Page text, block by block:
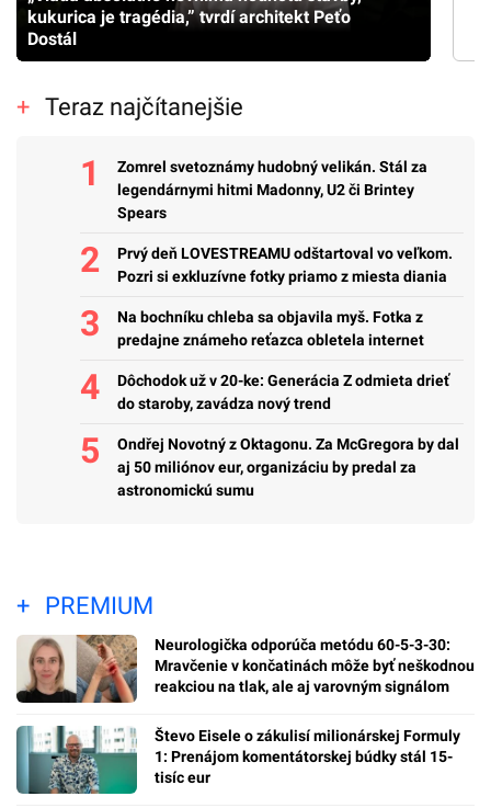
kukurica je tragédia,” tvrdí architekt Peťo
Dostál
Teraz najčítanejšie
Zomrel svetoznámy hudobný velikán. Stál za
legendárnymi hitmi Madonny, U2 či Brintey
Spears
Prvý deň LOVESTREAMU odštartoval vo veľkom.
Pozri si exkluzívne fotky priamo z miesta diania
Na bochníku chleba sa objavila myš. Fotka z
predajne známeho reťazca obletela internet
Dôchodok už v 20-ke: Generácia Z odmieta drieť
do staroby, zavádza nový trend
Ondřej Novotný z Oktagonu. Za McGregora by dal
aj 50 miliónov eur, organizáciu by predal za
astronomickú sumu
PREMIUM
Neurologička odporúča metódu 60-5-3-30:
Mravčenie v končatinách môže byť neškodnou
reakciou na tlak, ale aj varovným signálom
Števo Eisele o zákulisí milionárskej Formuly
1: Prenájom komentátorskej búdky stál 15-
tisíc eur